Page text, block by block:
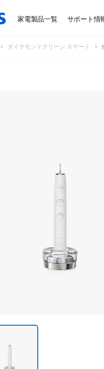
家電製品一覧 サポート情
ダイヤモンドクリーン スマート